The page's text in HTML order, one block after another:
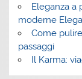
Eleganza a
moderne
Come
passaggi
Il Karma: